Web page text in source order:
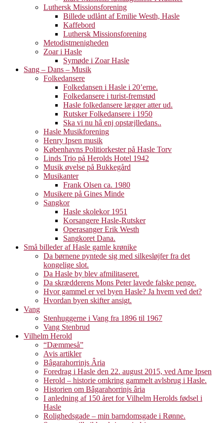
Luthersk Missionsforening
Billede udlånt af Emilie Westh, Hasle
Kaffebord
Luthersk Missionsforening
Metodistmenigheden
Zoar i Hasle
Symøde i Zoar Hasle
Sang – Dans – Musik
Folkedansere
Folkedansen i Hasle i 20’erne.
Folkedansere i turist-fremstød
Hasle folkedansere lægger atter ud.
Rutsker Folkedansere i 1950
Ska vi nu hâ enj opstæjlledans..
Hasle Musikforening
Henry Ipsen musik
Københavns Politiorkester på Hasle Torv
Linds Trio på Herolds Hotel 1942
Musik øvelse på Bukkegård
Musikanter
Frank Olsen ca. 1980
Musikere på Gines Minde
Sangkor
Hasle skolekor 1951
Korsangere Hasle-Rutsker
Operasanger Erik Westh
Sangkoret Dana.
Små billeder af Hasle gamle krønike
Da børnene pyntede sig med silkesløjfer fra det
kongelige slot.
Da Hasle by blev afmilitaseret.
Da skrædderens Mons Peter lavede falske penge.
Hvor gammel er vel byen Hasle? Ja hvem ved det?
Hvordan byen skifter ansigt.
Vang
Stenhuggerne i Vang fra 1896 til 1967
Vang Stenbrud
Vilhelm Herold
“Dæmmeså”
Avis artikler
Bâgarahorrinjs Âria
Foredrag i Hasle den 22. august 2015, ved Arne Ipsen
Herold – historie omkring gammelt avlsbrug i Hasle.
Historien om Bâgarahorrinjs âria
I anledning af 150 året for Vilhelm Herolds fødsel i
Hasle
Rolighedsgade – min barndomsgade i Rønne.